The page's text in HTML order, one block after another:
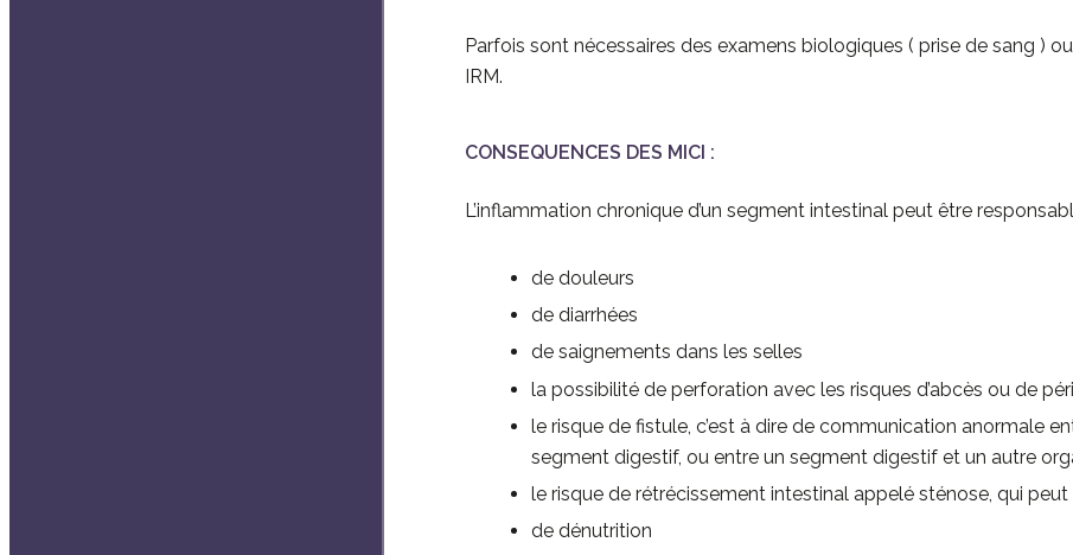
Parfois sont nécessaires des examens biologiques ( prise de sang )
IRM.
CONSEQUENCES DES MICI :
L’inflammation chronique d’un segment intestinal peut être
de douleurs
de diarrhées
de saignements dans les selles
la possibilité de perforation avec les risques d’abcès ou de
le risque de fistule, c’est à dire de communication anormale
segment digestif, ou entre un segment digestif et un autre
le risque de rétrécissement intestinal appelé sténose, qui
de dénutrition